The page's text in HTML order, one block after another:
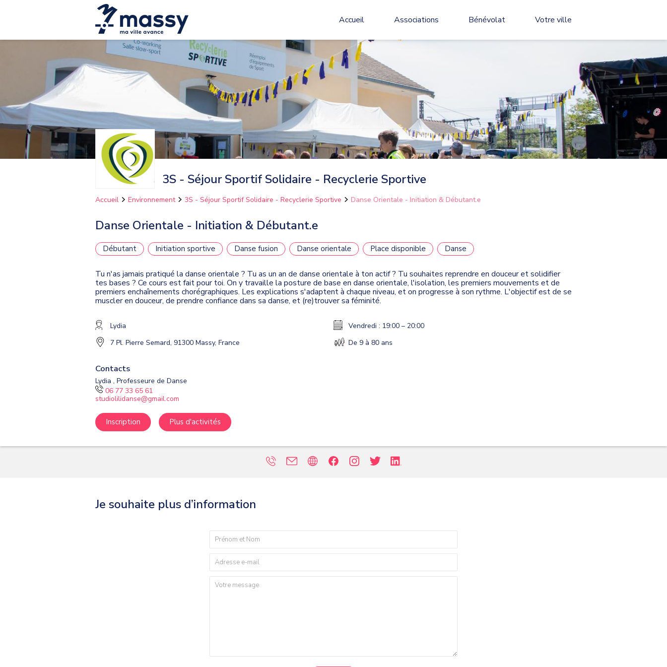
Accueil Associations Bénévolat Votre ville
3S - Séjour Sportif Solidaire - Recyclerie Sportive
Accueil Environnement 3S - Séjour Sportif Solidaire - Recyclerie Sportive Danse Orientale - Initiation & Débutant.e
Danse Orientale - Initiation & Débutant.e
Débutant Initiation sportive Danse fusion Danse orientale Place disponible Danse
Tu n'as jamais pratiqué la danse orientale ? Tu as un an de danse orientale à ton actif ? Tu souhaites reprendre en douceur et solidifier
tes bases ? Ce cours est fait pour toi. On y travaille la posture de base en danse orientale, l'isolation, les premiers mouvements et de
premiers enchaînements chorégraphiques. Les explications s'adaptent à chaque niveau, et on progresse à son rythme. L'objectif est de se
muscler en douceur, de prendre confiance dans sa danse, et (re)trouver sa féminité.
Lydia
7 Pl. Pierre Semard, 91300 Massy, France
Vendredi : 19:00 – 20:00
De 9 à 80 ans
Contacts
Lydia , Professeure de Danse
06 77 33 65 61
studiolilidanse@gmail.com
Inscription Plus d'activités
Je souhaite plus d’information